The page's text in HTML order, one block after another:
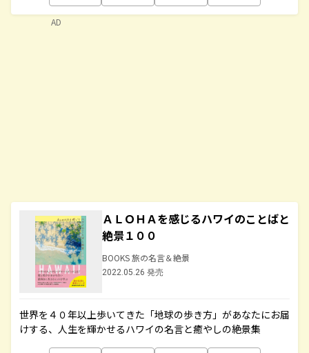
ＡＬＯＨＡを感じるハワイのことばと
絶景１００
BOOKS 旅の名言＆絶景
2022.05.26 発売
世界を４０年以上歩いてきた「地球の歩き方」があなたにお届
けする、人生を輝かせるハワイの名言と癒やしの絶景集
AD